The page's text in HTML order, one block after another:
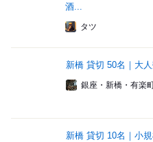
酒...
タツ
新橋 貸切 50名｜大
銀座・新橋・有楽
新橋 貸切 10名｜小